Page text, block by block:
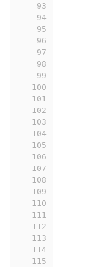
93
94
95
96
97
98
99
100
101
102
103
104
105
106
107
108
109
110
111
112
113
114
115